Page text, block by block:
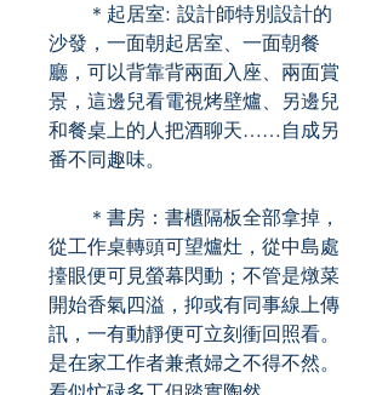
＊起居室: 設計師特別設計的
沙發，一面朝起居室、一面朝餐
廳，可以背靠背兩面入座、兩面賞
景，這邊兒看電視烤壁爐、另邊兒
和餐桌上的人把酒聊天……自成另
番不同趣味。
＊書房：書櫃隔板全部拿掉，
從工作桌轉頭可望爐灶，從中島處
擡眼便可見螢幕閃動；不管是燉菜
開始香氣四溢，抑或有同事線上傳
訊，一有動靜便可立刻衝回照看。
是在家工作者兼煮婦之不得不然。